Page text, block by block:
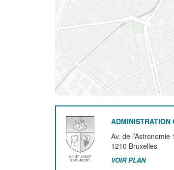
ADMINISTRATION
Av. de l’Astronomie
1210 Bruxelles
VOIR PLAN